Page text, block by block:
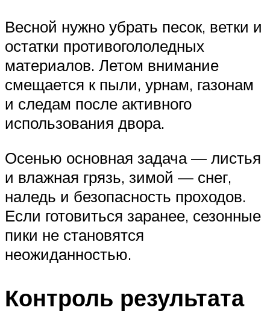
Весной нужно убрать песок, ветки и
остатки противогололедных
материалов. Летом внимание
смещается к пыли, урнам, газонам
и следам после активного
использования двора.
Осенью основная задача — листья
и влажная грязь, зимой — снег,
наледь и безопасность проходов.
Если готовиться заранее, сезонные
пики не становятся
неожиданностью.
Контроль результата